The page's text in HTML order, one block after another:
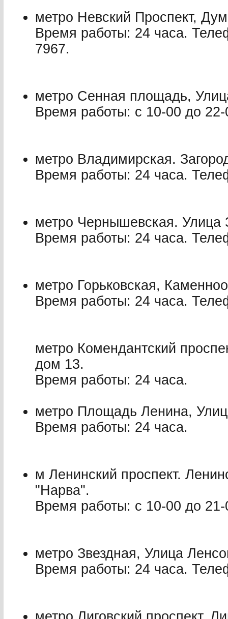
метро Невский Проспект,
Время работы: 24 часа.
7967.
метро Сенная площадь,
Время работы: с 10-00 до 22-
метро Владимирская.
Время работы: 24 часа.
метро Чернышевская. Улица
Время работы: 24 часа.
метро Горьковская,
Время работы: 24 часа.
метро Комендантский
дом 13.
Время работы: 24 часа.
метро Площадь Ленина,
Время работы: 24 часа.
м Ленинский проспект.
"Нарва".
Время работы: с 10-00 до 21-
метро Звездная, Улица
Время работы: 24 часа.